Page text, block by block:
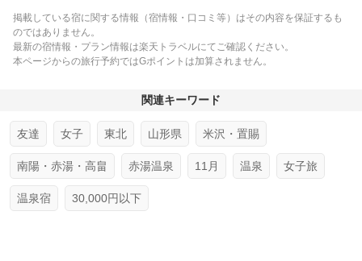
掲載している宿に関する情報（宿情報・口コミ等）はその内容を保証するも
のではありません。
最新の宿情報・プラン情報は楽天トラベルにてご確認ください。
本ページからの旅行予約ではGポイントは加算されません。
関連キーワード
友達 女子 東北 山形県 米沢・置賜
南陽・赤湯・高畠 赤湯温泉 11月 温泉 女子旅
温泉宿 30,000円以下